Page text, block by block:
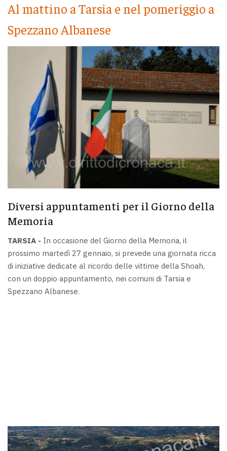
Al mattino a Tarsia e nel pomeriggio a
Spezzano Albanese
Diversi appuntamenti per il Giorno della
Memoria
TARSIA - In occasione del Giorno della Memoria, il
prossimo martedì 27 gennaio, si prevede una giornata ricca
di iniziative dedicate al ricordo delle vittime della Shoah,
con un doppio appuntamento, nei comuni di Tarsia e
Spezzano Albanese.